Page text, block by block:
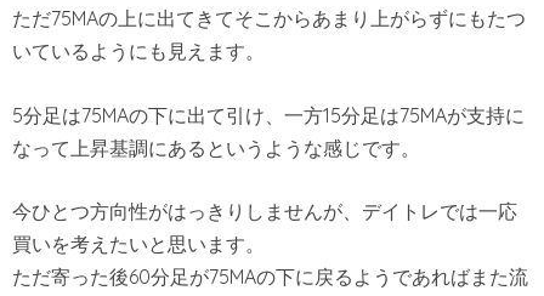
ただ75MAの上に出てきてそこからあまり上がらずにもたつ
いているようにも見えます。
5分足は75MAの下に出て引け、一方15分足は75MAが支持に
なって上昇基調にあるというような感じです。
今ひとつ方向性がはっきりしませんが、デイトレでは一応
買いを考えたいと思います。
ただ寄った後60分足が75MAの下に戻るようであればまた流